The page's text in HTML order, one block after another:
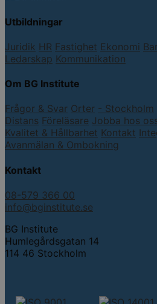
Utbildningar
Juridik HR Fastighet Ekonomi
Ledarskap Kommunikation
Om BG Institute
Frågor & Svar Orter - Stockholm
Distans Föreläsare Jobba hos
Kvalitet & Hållbarhet Kontakt
Avanmälan & Ombokning
Kontakt
08-579 366 00
info@bginstitute.se
BG Institute
Humlegårdsgatan 14
114 46 Stockholm